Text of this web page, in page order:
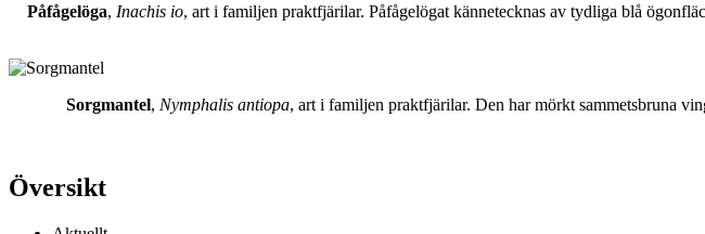
Påfågelöga, Inachis io, art i familjen praktfjärilar. Påfågelögat kännetecknas av tydliga blå
Sorgmantel, Nymphalis antiopa, art i familjen praktfjärilar. Den har mörkt sammetsbruna
Översikt